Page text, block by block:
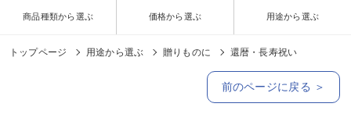
商品種類から選ぶ 価格から選ぶ 用途から選ぶ
トップページ 用途から選ぶ 贈りものに 還暦・長寿祝い
前のページに戻る ＞